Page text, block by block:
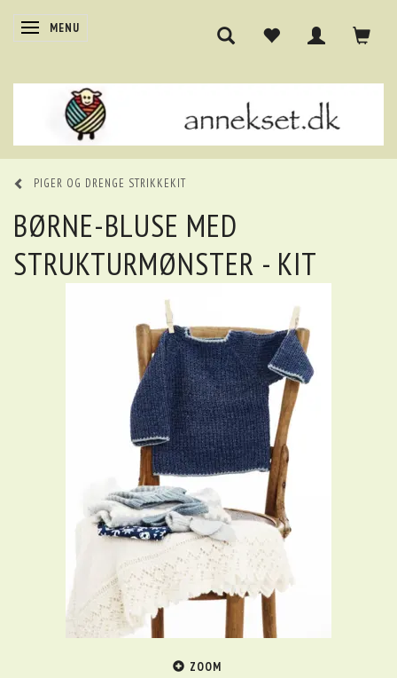
SKIFTE NAVIGATION
MENU
PIGER OG DRENGE STRIKKEKIT
BØRNE-BLUSE MED
STRUKTURMØNSTER - KIT
ZOOM